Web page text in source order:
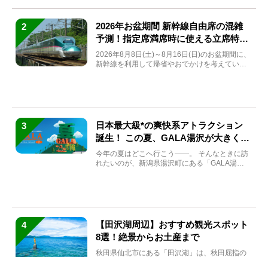
2
2026年お盆期間 新幹線自由席の混雑
予測！指定席満席時に使える立席特急
券も解説
2026年8月8日(土)～8月16日(日)のお盆期間に、
新幹線を利用して帰省やおでかけを考えている
3
日本最大級*の爽快系アトラクション
誕生！ この夏、GALA湯沢が大きく生
まれ変わる
今年の夏はどこへ行こう――。 そんなときに訪
れたいのが、新潟県湯沢町にある「GALA湯
4
【田沢湖周辺】おすすめ観光スポット
8選！絶景からお土産まで
秋田県仙北市にある「田沢湖」は、秋田屈指の